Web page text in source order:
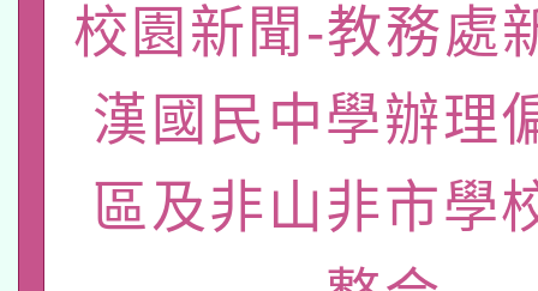
薪期間赴陸應申請許可
轉知經濟部水利署委託
業技術研究院辦理「
用水績優單位及節水達
動」
115年8月22日(星期六
桃園市孔廟祈福系列
開 智慧啟航」
2026年桃園地景藝術
「2026桃園藝術巡演
轉知教育部國民及學前
校園新聞-教務處
漢國民中學辦理
區及非山非市學